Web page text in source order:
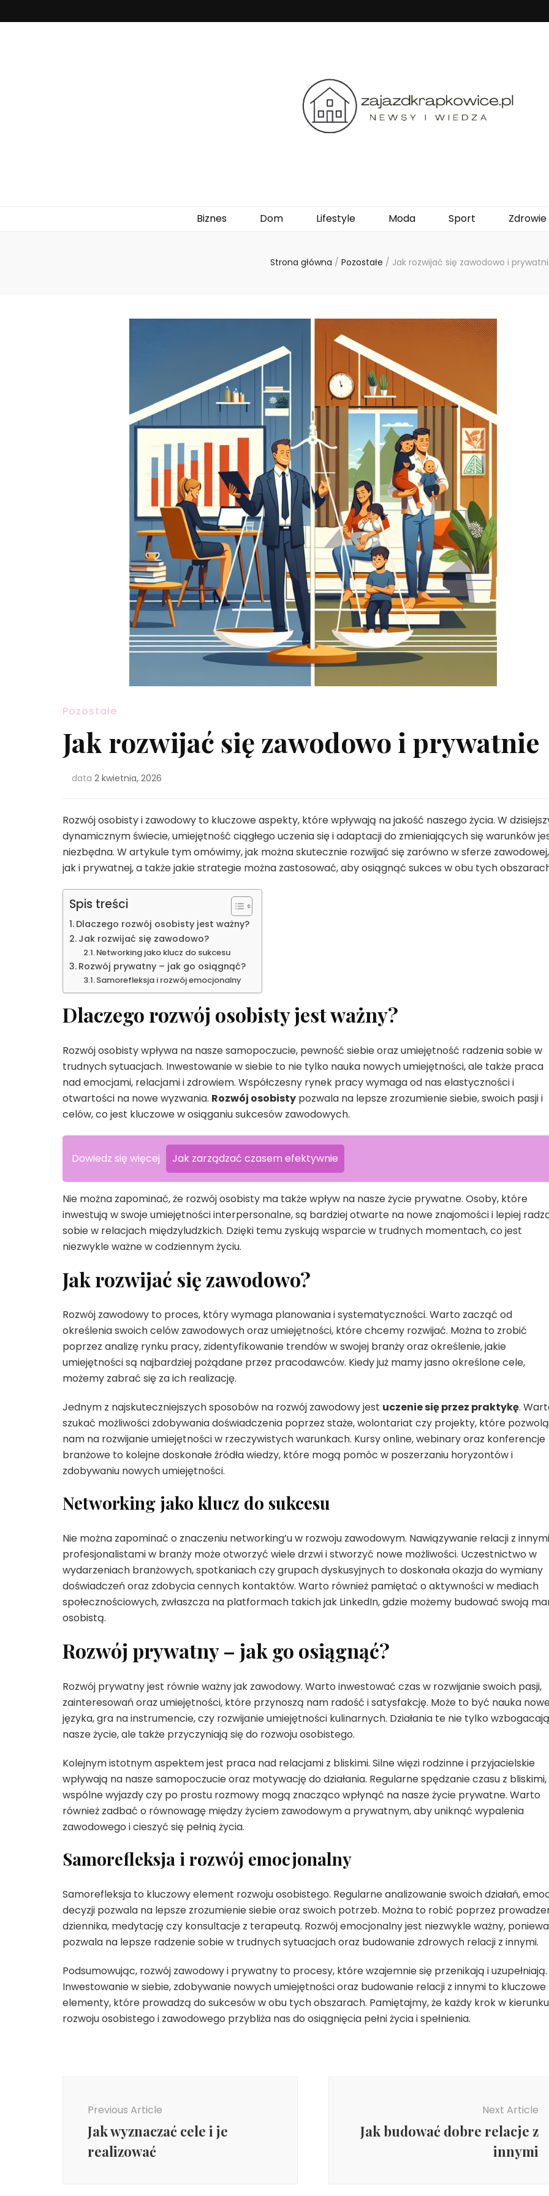
Biznes Dom Lifestyle Moda Sport Zdrowie
Strona główna / Pozostałe / Jak rozwijać się zawodowo i
Pozostałe
Jak rozwijać się zawodowo i prywatnie
data 2 kwietnia, 2026
Rozwój osobisty i zawodowy to kluczowe aspekty, które wpływają na jakość naszego życia. W
dynamicznym świecie, umiejętność ciągłego uczenia się i adaptacji do zmieniających się warunków
niezbędna. W artykule tym omówimy, jak można skutecznie rozwijać się zarówno w sferze zawodowej,
jak i prywatnej, a także jakie strategie można zastosować, aby osiągnąć sukces w obu tych
Spis treści
Dlaczego rozwój osobisty jest ważny?
Jak rozwijać się zawodowo?
Networking jako klucz do sukcesu
Rozwój prywatny – jak go osiągnąć?
Samorefleksja i rozwój emocjonalny
Dlaczego rozwój osobisty jest ważny?
Rozwój osobisty wpływa na nasze samopoczucie, pewność siebie oraz umiejętność radzenia sobie w
trudnych sytuacjach. Inwestowanie w siebie to nie tylko nauka nowych umiejętności, ale także praca
nad emocjami, relacjami i zdrowiem. Współczesny rynek pracy wymaga od nas elastyczności i
otwartości na nowe wyzwania. Rozwój osobisty pozwala na lepsze zrozumienie siebie, swoich pasji i
celów, co jest kluczowe w osiąganiu sukcesów zawodowych.
Dowiedz się więcej Jak zarządzać czasem efektywnie
Nie można zapominać, że rozwój osobisty ma także wpływ na nasze życie prywatne. Osoby, które
inwestują w swoje umiejętności interpersonalne, są bardziej otwarte na nowe znajomości i lepiej
sobie w relacjach międzyludzkich. Dzięki temu zyskują wsparcie w trudnych momentach, co jest
niezwykle ważne w codziennym życiu.
Jak rozwijać się zawodowo?
Rozwój zawodowy to proces, który wymaga planowania i systematyczności. Warto zacząć od
określenia swoich celów zawodowych oraz umiejętności, które chcemy rozwijać. Można to zrobić
poprzez analizę rynku pracy, zidentyfikowanie trendów w swojej branży oraz określenie, jakie
umiejętności są najbardziej pożądane przez pracodawców. Kiedy już mamy jasno określone cele,
możemy zabrać się za ich realizację.
Jednym z najskuteczniejszych sposobów na rozwój zawodowy jest uczenie się przez praktykę.
szukać możliwości zdobywania doświadczenia poprzez staże, wolontariat czy projekty, które pozwolą
nam na rozwijanie umiejętności w rzeczywistych warunkach. Kursy online, webinary oraz konferencje
branżowe to kolejne doskonałe źródła wiedzy, które mogą pomóc w poszerzaniu horyzontów i
zdobywaniu nowych umiejętności.
Networking jako klucz do sukcesu
Nie można zapominać o znaczeniu networking’u w rozwoju zawodowym. Nawiązywanie relacji z innymi
profesjonalistami w branży może otworzyć wiele drzwi i stworzyć nowe możliwości. Uczestnictwo w
wydarzeniach branżowych, spotkaniach czy grupach dyskusyjnych to doskonała okazja do wymiany
doświadczeń oraz zdobycia cennych kontaktów. Warto również pamiętać o aktywności w mediach
społecznościowych, zwłaszcza na platformach takich jak LinkedIn, gdzie możemy budować swoją
osobistą.
Rozwój prywatny – jak go osiągnąć?
Rozwój prywatny jest równie ważny jak zawodowy. Warto inwestować czas w rozwijanie swoich pasji,
zainteresowań oraz umiejętności, które przynoszą nam radość i satysfakcję. Może to być nauka
języka, gra na instrumencie, czy rozwijanie umiejętności kulinarnych. Działania te nie tylko wzbogacają
nasze życie, ale także przyczyniają się do rozwoju osobistego.
Kolejnym istotnym aspektem jest praca nad relacjami z bliskimi. Silne więzi rodzinne i przyjacielskie
wpływają na nasze samopoczucie oraz motywację do działania. Regularne spędzanie czasu z bliskimi,
wspólne wyjazdy czy po prostu rozmowy mogą znacząco wpłynąć na nasze życie prywatne. Warto
również zadbać o równowagę między życiem zawodowym a prywatnym, aby uniknąć wypalenia
zawodowego i cieszyć się pełnią życia.
Samorefleksja i rozwój emocjonalny
Samorefleksja to kluczowy element rozwoju osobistego. Regularne analizowanie swoich działań,
decyzji pozwala na lepsze zrozumienie siebie oraz swoich potrzeb. Można to robić poprzez
dziennika, medytację czy konsultacje z terapeutą. Rozwój emocjonalny jest niezwykle ważny,
pozwala na lepsze radzenie sobie w trudnych sytuacjach oraz budowanie zdrowych relacji z innymi.
Podsumowując, rozwój zawodowy i prywatny to procesy, które wzajemnie się przenikają i uzupełniają.
Inwestowanie w siebie, zdobywanie nowych umiejętności oraz budowanie relacji z innymi to kluczowe
elementy, które prowadzą do sukcesów w obu tych obszarach. Pamiętajmy, że każdy krok w kierunku
rozwoju osobistego i zawodowego przybliża nas do osiągnięcia pełni życia i spełnienia.
Previous Article
Jak wyznaczać cele i je
realizować
Next Article
Jak budować dobre relacje z
innymi